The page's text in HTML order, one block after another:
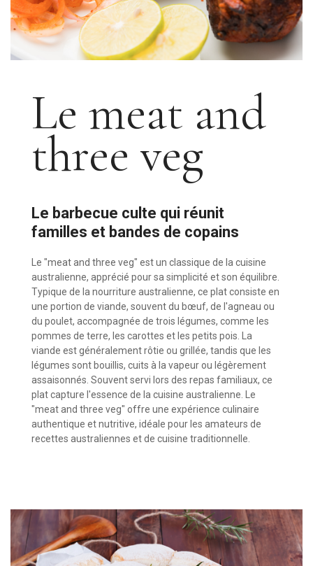
Le meat and
three veg
Le barbecue culte qui réunit
familles et bandes de copains
Le "meat and three veg" est un classique de la cuisine
australienne, apprécié pour sa simplicité et son équilibre.
Typique de la nourriture australienne, ce plat consiste en
une portion de viande, souvent du bœuf, de l'agneau ou
du poulet, accompagnée de trois légumes, comme les
pommes de terre, les carottes et les petits pois. La
viande est généralement rôtie ou grillée, tandis que les
légumes sont bouillis, cuits à la vapeur ou légèrement
assaisonnés. Souvent servi lors des repas familiaux, ce
plat capture l'essence de la cuisine australienne. Le
"meat and three veg" offre une expérience culinaire
authentique et nutritive, idéale pour les amateurs de
recettes australiennes et de cuisine traditionnelle.